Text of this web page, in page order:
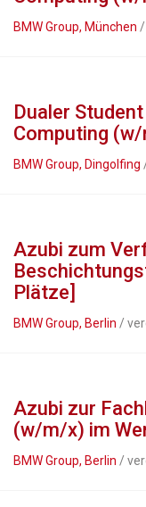
BMW Group, München
Dualer
Computing
BMW Group, Dingolfing
Azubi zum
Plätze]
BMW Group, Berlin /
Azubi zur
(w/m/x) im
BMW Group, Berlin /